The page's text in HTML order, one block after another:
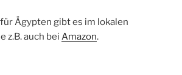
Ägypten gibt es im lokalen
z.B. auch bei Amazon.